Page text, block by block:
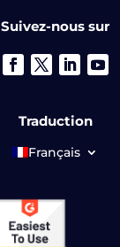
Suivez-nous sur
Traduction
Français